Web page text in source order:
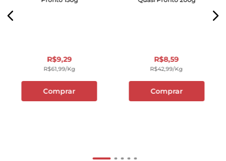
R$9,29
R$61,99/kg
Comprar
R$8,59
R$42,99/kg
Comprar